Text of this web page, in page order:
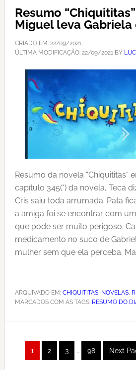
Resumo
Miguel leva Gabriela
CRIADO EM: 22/09/2021,
ÚLTIMA MODIFICAÇÃO: 22/09/2021BY
Resumo da novela “Chiquititas”
capítulo 345(*) da novela, Teca
Cris saiu toda arrumada. Pata
a amiga foi se encontrar com
que pode ser muito perigoso.
medicamento no suco de
mulher sem que ela perceba.
ARQUIVADO EM: CHIQUITITAS, NOVELAS,
MARCADOS COM AS TAGS: RESUMO DO
Página
1 Página
2 Página
3 … Página
98
Go
to
Next